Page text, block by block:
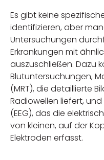
Es gibt keine
identifizieren, aber
Untersuchungen
Erkrankungen mit
auszuschließen. Dazu
Blutuntersuchungen,
(MRT), die detaillierte
Radiowellen liefert,
(EEG), das die
von kleinen, auf der
Elektroden erfasst.